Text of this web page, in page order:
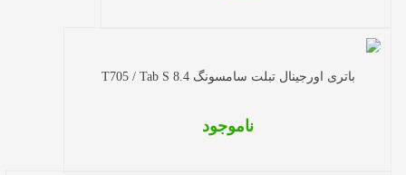
باتری اورجینال تبلت سامسونگ T705 / Tab S 8.4
ناموجود